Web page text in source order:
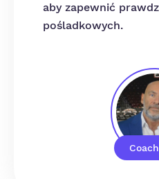
aby zapewnić
pośladkowych.